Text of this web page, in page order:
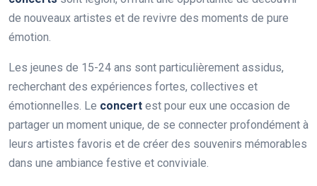
de nouveaux artistes et de revivre des moments de pure
émotion.
Les jeunes de 15-24 ans sont particulièrement assidus,
recherchant des expériences fortes, collectives et
émotionnelles. Le concert est pour eux une occasion de
partager un moment unique, de se connecter profondément à
leurs artistes favoris et de créer des souvenirs mémorables
dans une ambiance festive et conviviale.